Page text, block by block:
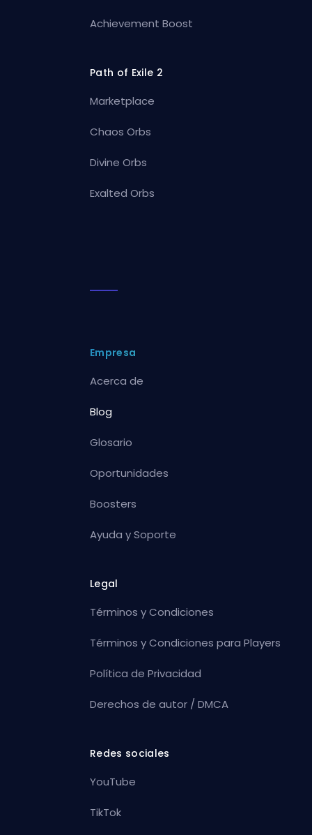
Achievement Boost
Path of Exile 2
Marketplace
Chaos Orbs
Divine Orbs
Exalted Orbs
Empresa
Acerca de
Blog
Glosario
Oportunidades
Boosters
Ayuda y Soporte
Legal
Términos y Condiciones
Términos y Condiciones para Players
Política de Privacidad
Derechos de autor / DMCA
Redes sociales
YouTube
TikTok